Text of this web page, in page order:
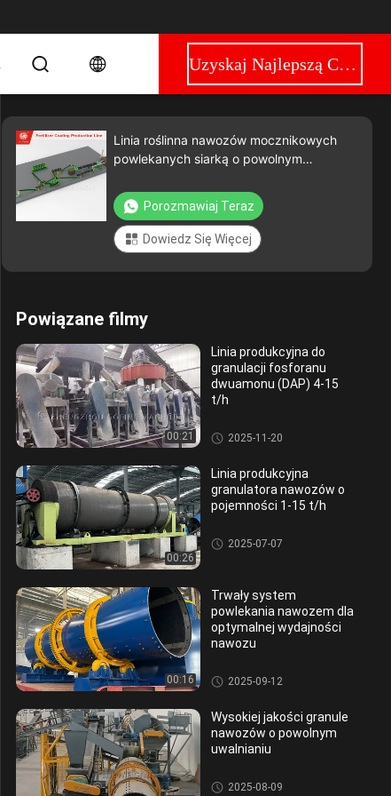
Uzyskaj Najlepszą Cenę
Linia roślinna nawozów mocznikowych
powlekanych siarką o powolnym
Porozmawiaj Teraz
Dowiedz Się Więcej
Powiązane filmy
00:21
Linia produkcyjna do
granulacji fosforanu
dwuamonu (DAP) 4-15
t/h
Linia do produkcji nawozów wi
eloskładnikowych
2025-11-20
00:26
Linia produkcyjna
granulatora nawozów o
pojemności 1-15 t/h
Linia do produkcji nawozów wi
eloskładnikowych
2025-07-07
00:16
Trwały system
powlekania nawozem dla
optymalnej wydajności
nawozu
Linia do produkcji nawozów wi
eloskładnikowych
2025-09-12
Wysokiej jakości granule
nawozów o powolnym
uwalnianiu
Linia do produkcji nawozów wi
2025-08-09